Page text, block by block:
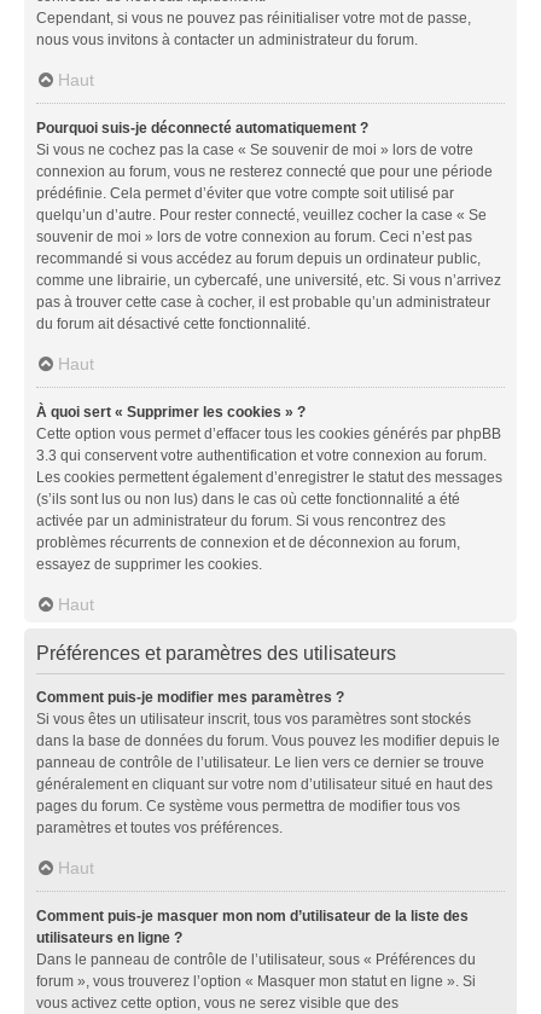
Cependant, si vous ne pouvez pas réinitialiser votre mot de passe,
nous vous invitons à contacter un administrateur du forum.
Haut
Pourquoi suis-je déconnecté automatiquement ?
Si vous ne cochez pas la case « Se souvenir de moi » lors de votre
connexion au forum, vous ne resterez connecté que pour une période
prédéfinie. Cela permet d’éviter que votre compte soit utilisé par
quelqu’un d’autre. Pour rester connecté, veuillez cocher la case « Se
souvenir de moi » lors de votre connexion au forum. Ceci n’est pas
recommandé si vous accédez au forum depuis un ordinateur public,
comme une librairie, un cybercafé, une université, etc. Si vous n’arrivez
pas à trouver cette case à cocher, il est probable qu’un administrateur
du forum ait désactivé cette fonctionnalité.
Haut
À quoi sert « Supprimer les cookies » ?
Cette option vous permet d’effacer tous les cookies générés par phpBB
3.3 qui conservent votre authentification et votre connexion au forum.
Les cookies permettent également d’enregistrer le statut des messages
(s’ils sont lus ou non lus) dans le cas où cette fonctionnalité a été
activée par un administrateur du forum. Si vous rencontrez des
problèmes récurrents de connexion et de déconnexion au forum,
essayez de supprimer les cookies.
Haut
Préférences et paramètres des utilisateurs
Comment puis-je modifier mes paramètres ?
Si vous êtes un utilisateur inscrit, tous vos paramètres sont stockés
dans la base de données du forum. Vous pouvez les modifier depuis le
panneau de contrôle de l’utilisateur. Le lien vers ce dernier se trouve
généralement en cliquant sur votre nom d’utilisateur situé en haut des
pages du forum. Ce système vous permettra de modifier tous vos
paramètres et toutes vos préférences.
Haut
Comment puis-je masquer mon nom d’utilisateur de la liste des
utilisateurs en ligne ?
Dans le panneau de contrôle de l’utilisateur, sous « Préférences du
forum », vous trouverez l’option « Masquer mon statut en ligne ». Si
vous activez cette option, vous ne serez visible que des